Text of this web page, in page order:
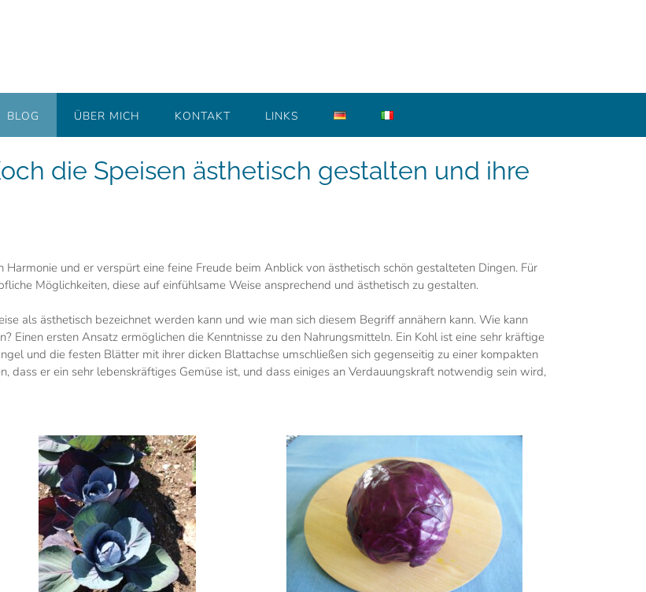
BLOG ÜBER MICH KONTAKT LINKS
die Speisen ästhetisch gestalten und ihre
und er verspürt eine feine Freude beim Anblick von ästhetisch schön gestalteten Dingen. Für
Möglichkeiten, diese auf einfühlsame Weise ansprechend und ästhetisch zu gestalten.
als ästhetisch bezeichnet werden kann und wie man sich diesem Begriff annähern kann. Wie kann
Einen ersten Ansatz ermöglichen die Kenntnisse zu den Nahrungsmitteln. Ein Kohl ist eine sehr kräftige
und die festen Blätter mit ihrer dicken Blattachse umschließen sich gegenseitig zu einer kompakten
dass er ein sehr lebenskräftiges Gemüse ist, und dass einiges an Verdauungskraft notwendig sein wird,